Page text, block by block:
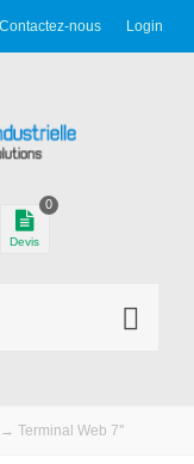
Login
Contactez-nous
Devis
0
→ Terminal Web 7''